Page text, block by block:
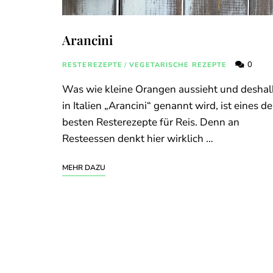
Arancini
RESTEREZEPTE / VEGETARISCHE REZEPTE 0
Was wie kleine Orangen aussieht und
in Italien „Arancini“ genannt wird, ist eines
besten Resterezepte für Reis. Denn an
Resteessen denkt hier wirklich …
MEHR DAZU